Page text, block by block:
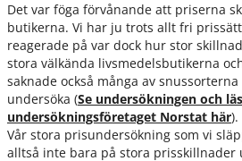
General Portion i Stockholm
General White Portion i Stockholm
General Lös i Stockholm
Knox Portion i Stockholm
Knox White Portion i Stockholm
Det var föga förvånande att priserna
butikerna. Vi har ju trots allt fri
reagerade på var dock hur stor
stora välkända livsmedelsbutikerna
saknade också många av
undersöka (Se undersökningen och
undersökningsföretaget Norstat här).
Vår stora prisundersökning som vi
alltså inte bara på stora prisskillnader